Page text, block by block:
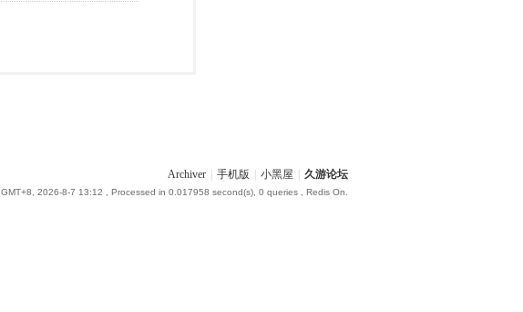
Archiver
手机版 小黑屋 久游论坛
GMT+8, 2026-8-7 13:12 , Processed in 0.017958 second(s), 0 queries , Redis On.